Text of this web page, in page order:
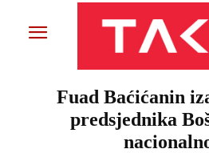
Fuad Baćićanin
predsjednika